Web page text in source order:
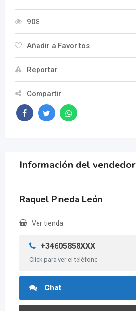
908
Añadir a Favoritos
Reportar
Compartir
Información del vendedor
Raquel Pineda León
Ver tienda
+34605858XXX
Click para ver el teléfono
Chat